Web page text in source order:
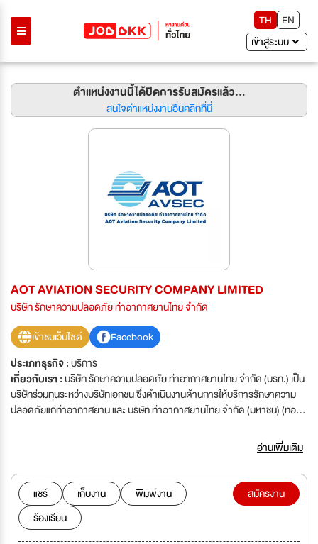
TH
EN
เข้าสู่ระบบ
ตำแหน่งงานนี้ได้ปิดการรับสมัครแล้ว...
สนใจตำแหน่งงานอื่นคลิกที่นี่
AOT AVIATION SECURITY COMPANY LIMITED
บริษัท รักษาความปลอดภัย ท่าอากาศยานไทย จำกัด
เข้าชมเว็บไซต์
Facebook
ประเภทธุรกิจ :บริการ
เกี่ยวกับเรา :บริษัท รักษาความปลอดภัย ท่าอากาศยานไทย จำกัด (บรท.) เป็น
บริษัทร่วมทุนระหว่างบริษัทเอกชน ซึ่งดำเนินงานด้านการให้บริการรักษาความ
ปลอดภัยแก่ท่าอากาศยาน และ บริษัท ท่าอากาศยานไทย จำกัด (มหาชน) (ทอท.)
ท่าอากาศยาน ซึ่งมีผู้ร่วมทุนที่มีความเชี่ยวชาญและมีประสบการณ์ด้านการ
รักษาความปลอดภัยท่าอากาศยานเป็นอย่างดี บรท. ทำงานอย่างมืออาชีพใน
ระดับมาตรฐานสากล โดยมีสำนักงานการบินพลเรือนแห่งประเทศไทย (กพท.)
ให้การรับรอง เจ้าหน้าที่ตรวจค้นบุคคลและสัมภาระ และเจ้าหน้าที่รักษาความ
ปลอดภัยท่าอากาศยาน ซึ่งเจ้าหน้าที่รักษาความปลอดภัยได้ผ่านการอบรมและ
ได้รับการรับรองเป็นพนักงานรักษาความปลอดภัยรับอนุญาต (ธภ.7) ทุกคน
อ่านเพิ่มเติม
แชร์ เก็บงาน
พิมพ์งาน
ร้องเรียน
สมัครงาน